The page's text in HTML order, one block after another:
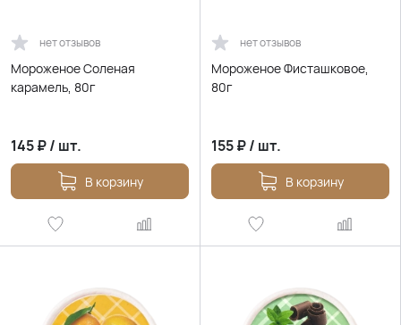
нет отзывов
Мороженое Соленая
карамель, 80г
145₽/ шт.
В корзину
нет отзывов
Мороженое Фисташковое,
80г
155₽/ шт.
В корзину